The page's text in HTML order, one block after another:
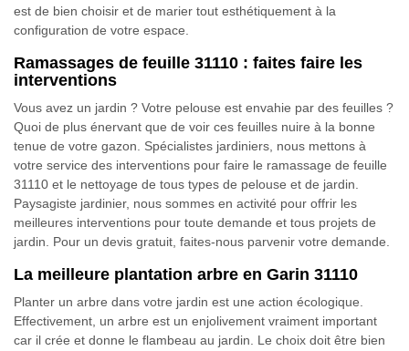
est de bien choisir et de marier tout esthétiquement à la
configuration de votre espace.
Ramassages de feuille 31110 : faites faire les
interventions
Vous avez un jardin ? Votre pelouse est envahie par des feuilles ?
Quoi de plus énervant que de voir ces feuilles nuire à la bonne
tenue de votre gazon. Spécialistes jardiniers, nous mettons à
votre service des interventions pour faire le ramassage de feuille
31110 et le nettoyage de tous types de pelouse et de jardin.
Paysagiste jardinier, nous sommes en activité pour offrir les
meilleures interventions pour toute demande et tous projets de
jardin. Pour un devis gratuit, faites-nous parvenir votre demande.
La meilleure plantation arbre en Garin 31110
Planter un arbre dans votre jardin est une action écologique.
Effectivement, un arbre est un enjolivement vraiment important
car il crée et donne le flambeau au jardin. Le choix doit être bien